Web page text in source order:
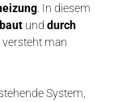
. In diesem
und durch
man
System,